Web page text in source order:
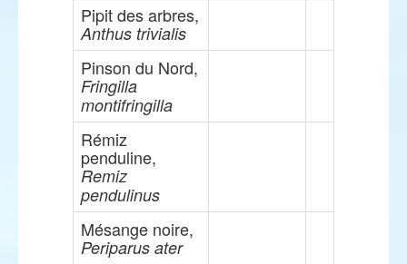
Pipit des arbres,
Anthus trivialis
Pinson du Nord,
Fringilla
montifringilla
Rémiz
penduline,
Remiz
pendulinus
Mésange noire,
Periparus ater